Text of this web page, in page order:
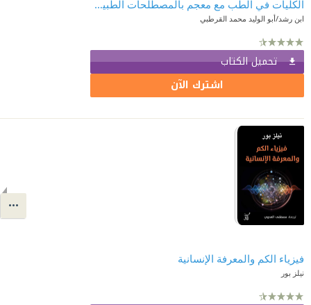
الكليات في الطب مع معجم بالمصطلحات الطبية العربية
ابن رشد/أبو الوليد محمد القرطبي
تحميل الكتاب
اشترك الآن
فيزياء الكم والمعرفة الإنسانية
نيلز بور